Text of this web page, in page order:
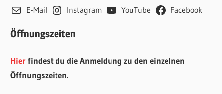
E-Mail Instagram YouTube Facebook
Öffnungszeiten
Hierfindest du die Anmeldung zu den einzelnen
Öffnungszeiten.